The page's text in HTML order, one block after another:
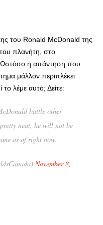
του Ronald McDonald της
πλανήτη, στο
η απάντηση που
μάλλον περιπλέκει
το λέμε αυτό; Δείτε:
battle other
neat, he will not be
as of right now.
November 8,